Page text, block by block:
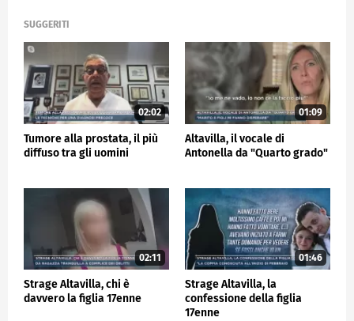
SUGGERITI
02:02
Tumore alla prostata, il più
diffuso tra gli uomini
01:09
Altavilla, il vocale di
Antonella da "Quarto grado"
02:11
Strage Altavilla, chi è
davvero la figlia 17enne
01:46
Strage Altavilla, la
confessione della figlia
17enne